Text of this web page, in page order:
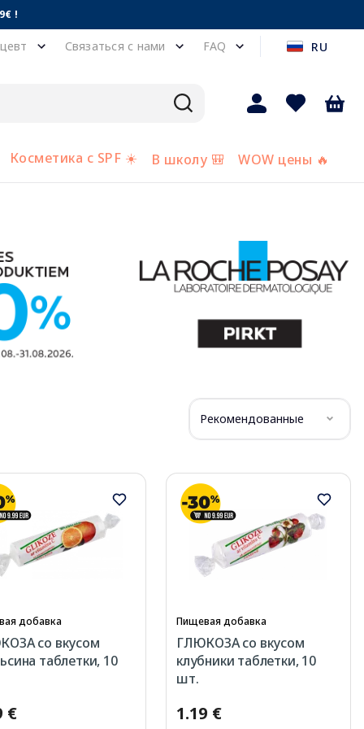
!
Связаться с нами FAQ RU
Косметика с SPF ☀️ В школу 🎒 WOW цены 🔥
Рекомендованные
добавка
со вкусом
таблетки, 10
€
Пищевая добавка
ГЛЮКОЗА со вкусом
клубники таблетки, 10
шт.
1.19 €